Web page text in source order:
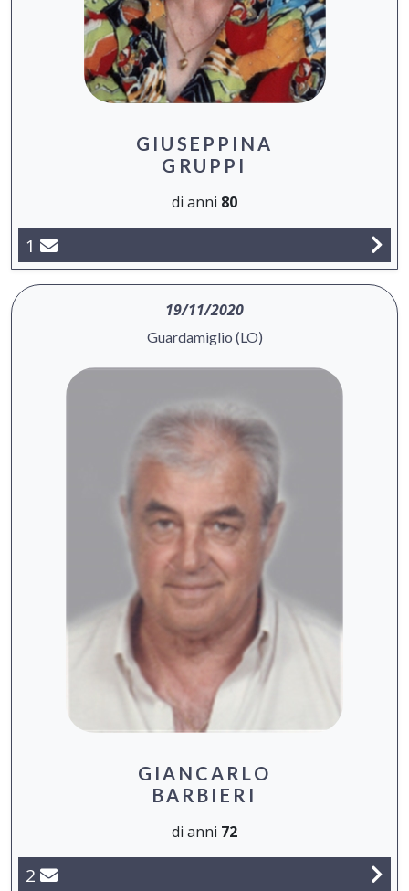
GIUSEPPINA
GRUPPI
di anni 80
1
19/11/2020
Guardamiglio (LO)
GIANCARLO
BARBIERI
di anni 72
2